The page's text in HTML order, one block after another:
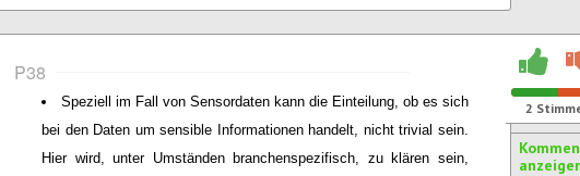
P38
Speziell im Fall von Sensordaten kann die Einteilung, ob es sich
bei den Daten um sensible Informationen handelt, nicht trivial sein.
Hier wird, unter Umständen branchenspezifisch, zu klären sein,
2